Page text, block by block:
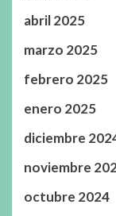
abril 2025
marzo 2025
febrero 2025
enero 2025
diciembre
noviembre
octubre 2024